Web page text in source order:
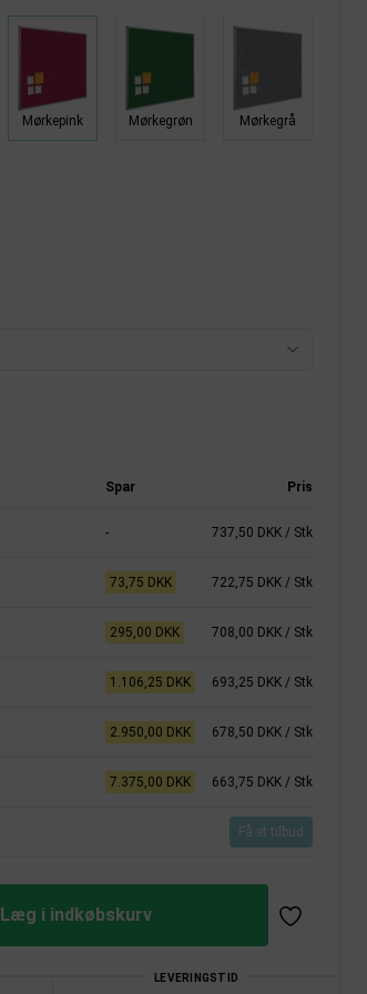
Mørkepink Mørkegrøn Mørkegrå
Spar Pris
- 737,50 DKK / Stk
73,75 DKK 722,75 DKK / Stk
295,00 DKK 708,00 DKK / Stk
1.106,25 DKK 693,25 DKK / Stk
2.950,00 DKK 678,50 DKK / Stk
7.375,00 DKK 663,75 DKK / Stk
Få et tilbud
Læg i indkøbskurv
LEVERINGSTID